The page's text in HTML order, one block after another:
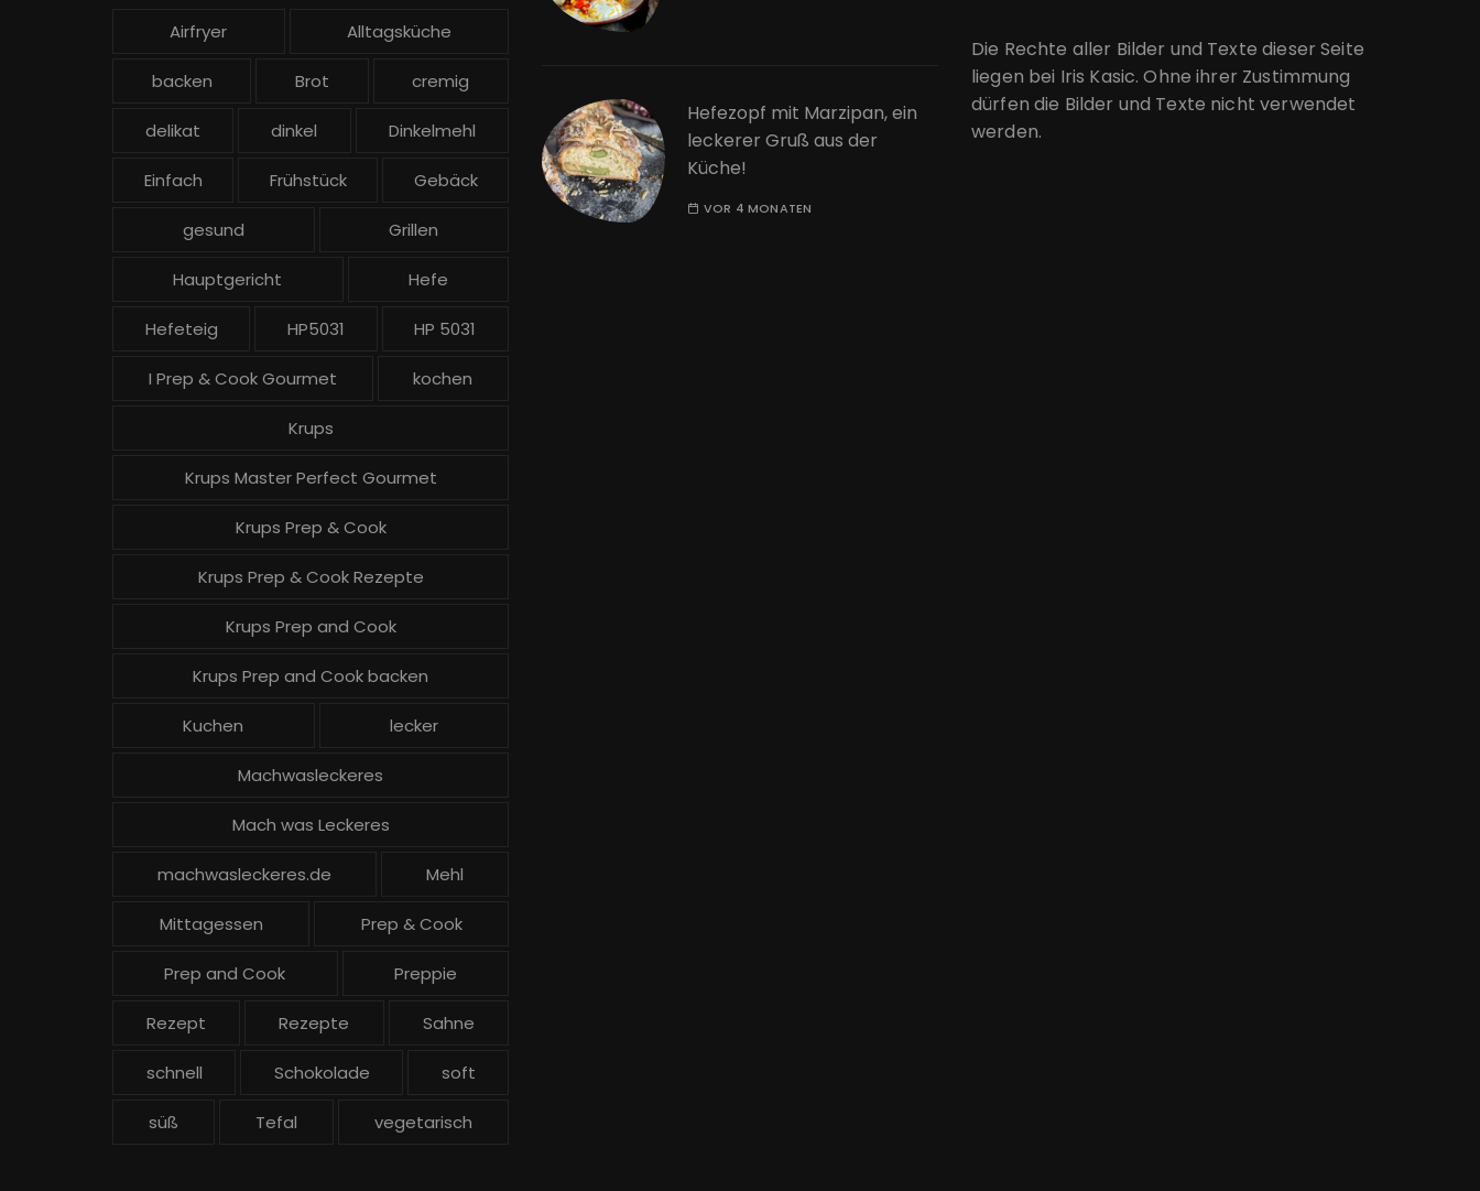
Airfryer Alltagsküche
backen Brot cremig
delikat dinkel Dinkelmehl
Einfach Frühstück Gebäck
gesund Grillen
Hauptgericht Hefe
Hefeteig HP5031 HP 5031
I Prep & Cook Gourmet kochen
Krups
Krups Master Perfect Gourmet
Krups Prep & Cook
Krups Prep & Cook Rezepte
Krups Prep and Cook
Krups Prep and Cook backen
Kuchen lecker
Machwasleckeres
Mach was Leckeres
machwasleckeres.de Mehl
Mittagessen Prep & Cook
Prep and Cook Preppie
Rezept Rezepte Sahne
schnell Schokolade soft
süß Tefal vegetarisch
Hefezopf mit Marzipan, ein
leckerer Gruß aus der
Küche!
VOR 4 MONATEN
Die Rechte aller Bilder und Texte dieser Seite
liegen bei Iris Kasic. Ohne ihrer Zustimmung
dürfen die Bilder und Texte nicht verwendet
werden.